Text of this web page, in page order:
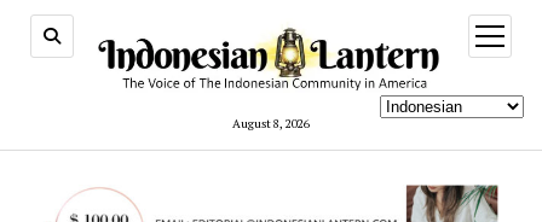
August 8, 2026
open
menu